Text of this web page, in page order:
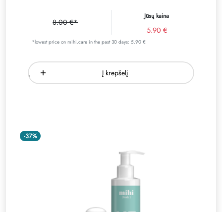
8.00 €*
Jūsų kaina
5.90 €
*lowest price on mihi.care in the past 30 days: 5.90 €
Į krepšelį
-37%